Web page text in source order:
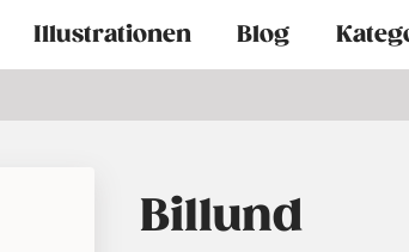
Main
navigation
Illustrationen Blog
Billund